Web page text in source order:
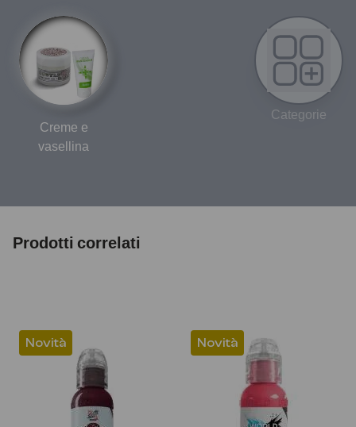
Creme e
vasellina
Categorie
Prodotti correlati
Novità Novità